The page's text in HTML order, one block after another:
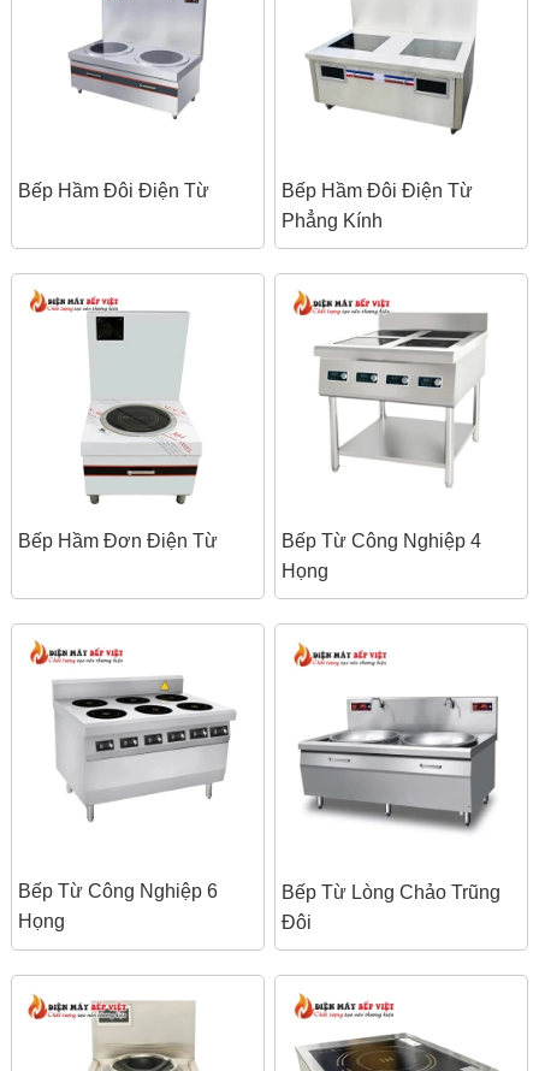
Bếp Hầm Đôi Điện Từ
Bếp Hầm Đôi Điện Từ
Phẳng Kính
Bếp Hầm Đơn Điện Từ
Bếp Từ Công Nghiệp 4
Họng
Bếp Từ Công Nghiệp 6
Họng
Bếp Từ Lòng Chảo Trũng
Đôi